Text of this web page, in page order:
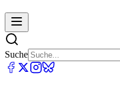
Suche